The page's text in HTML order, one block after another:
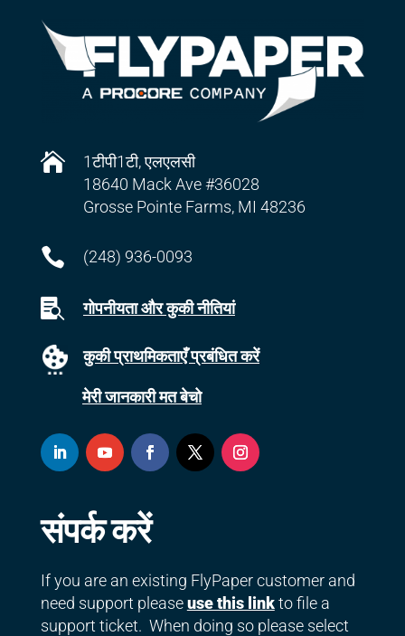

1टीपी1टी, एलएलसी
18640 Mack Ave #36028
Grosse Pointe Farms, MI 48236
 (248) 936-0093
 गोपनीयता और कुकी नीतियां
कुकी प्राथमिकताएँ प्रबंधित करें
मेरी जानकारी मत बेचो
संपर्क करें
If you are an existing FlyPaper customer and
need support pleaseuse this linkto file a
support ticket. When doing so please select